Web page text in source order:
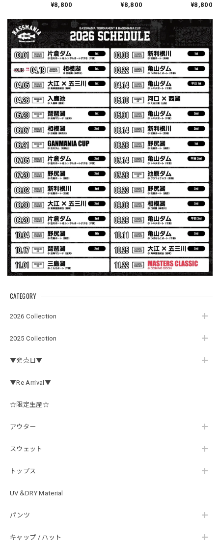
CATEGORY
2026 Collection
2025 Collection
▼発売日▼
▼Re Arrival▼
☆限定生産☆
アウター
スウェット
トップス
UV＆DRY Material
パンツ
キャップ / ハット
Logo Sweat Zip Parka [ASH GRY]
アッシュグレー XXL
2026/07/30
夏の早朝 少し肌寒い時一枚羽織りたい時ちょうど良い。
秋 冬 春 中でも外でも、ちょっと良い。厚めの生地がし
っかりしていて、タウンユースでも、気分良く歩けます。
Electric Motor Wire Code Jacket
2026/07/30
ネオプレーンの生地のしなやかな品で、何にでも使えるバス
マニアファンには、欠かせないアイテムですよ。ワイヤージ
ャケットは、もちろん 車内の、ロッドバーにマッチして、
気分も上がります。
アーチロゴ ベビービブ
ネイビー
2026/07/30
この秋、車を新しくする予定で、車内のインテリアに飾る予
定です。 可愛いですよ。 生地もしっかりしていて良かった
はじめて利用しましたが、商品の梱包も問題なく大変迅速に
ジが同封されており、気遣いの行き届いた対応だなと感じま
後は購入したルアーで実釣するのみです！ ありがとうござい
¥8,800
¥8,800 ¥8,800